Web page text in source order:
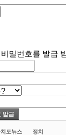
밀번호를 발급
도뉴스 정치